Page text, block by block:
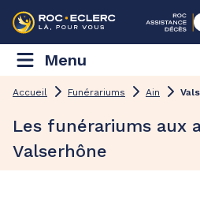
Menu
Accueil Funérariums Ain
Les funérariums aux
Valserhône